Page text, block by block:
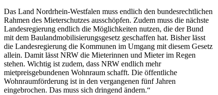
Das Land Nordrhein-Westfalen muss endlich den bundesrechtlichen
Rahmen des Mieterschutzes ausschöpfen. Zudem muss die nächste
Landesregierung endlich die Möglichkeiten nutzen, die der Bund
mit dem Baulandmobilisierungsgesetz geschaffen hat. Bisher lässt
die Landesregierung die Kommunen im Umgang mit diesem Gesetz
allein. Damit lässt NRW die Mieterinnen und Mieter im Regen
stehen. Wichtig ist zudem, dass NRW endlich mehr
mietpreisgebundenen Wohnraum schafft. Die öffentliche
Wohnraumförderung ist in den vergangenen fünf Jahren
eingebrochen. Das muss sich dringend ändern.“